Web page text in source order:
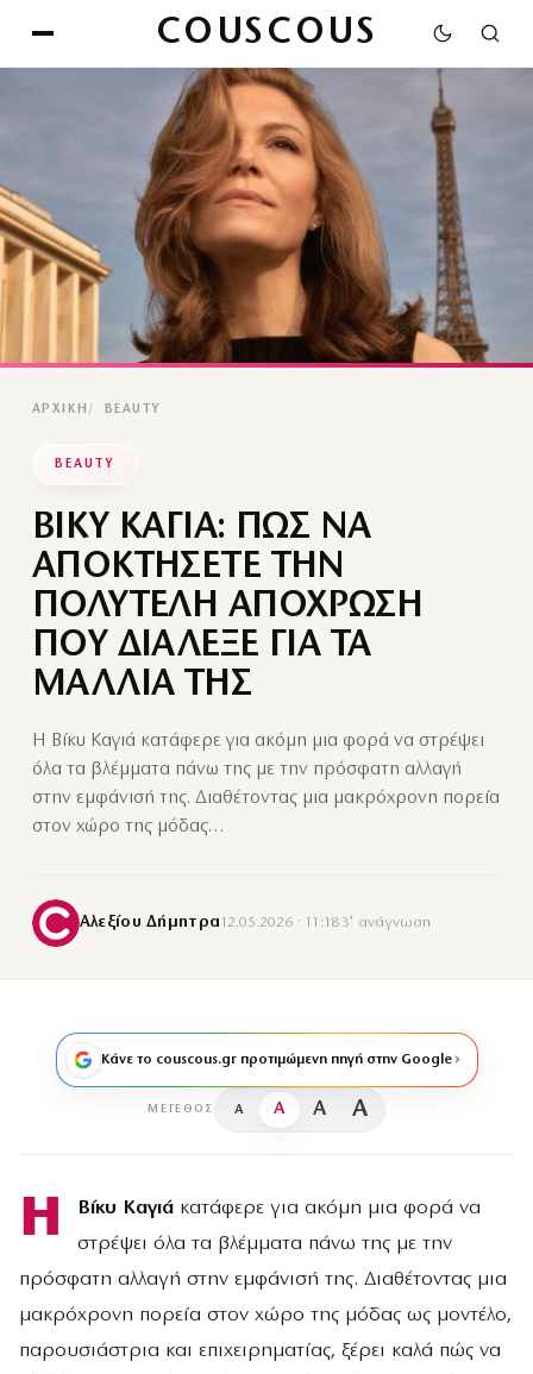
COUSCOUS
ΑΡΧΙΚΉ BEAUTY
BEAUTY
ΒΙΚΥ ΚΑΓΙΑ: ΠΩΣ ΝΑ
ΑΠΟΚΤΗΣΕΤΕ ΤΗΝ
ΠΟΛΥΤΕΛΗ ΑΠΟΧΡΩΣΗ
ΠΟΥ ΔΙΑΛΕΞΕ ΓΙΑ ΤΑ
ΜΑΛΛΙΑ ΤΗΣ
Η Βίκυ Καγιά κατάφερε για ακόμη μια φορά να στρέψει
όλα τα βλέμματα πάνω της με την πρόσφατη αλλαγή
στην εμφάνισή της. Διαθέτοντας μια μακρόχρονη πορεία
στον χώρο της μόδας…
Αλεξίου Δήμητρα12.05.2026 · 11:18·3′ ανάγνωση
Κάνε το couscous.gr προτιμώμενη πηγή στην Google
ΜΈΓΕΘΟΣ A A A A
Η Βίκυ Καγιά κατάφερε για ακόμη μια φορά να
στρέψει όλα τα βλέμματα πάνω της με την
πρόσφατη αλλαγή στην εμφάνισή της. Διαθέτοντας μια
μακρόχρονη πορεία στον χώρο της μόδας ως μοντέλο,
παρουσιάστρια και επιχειρηματίας, ξέρει καλά πώς να